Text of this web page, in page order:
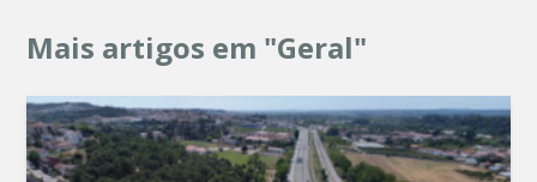
Mais artigos em "Geral"